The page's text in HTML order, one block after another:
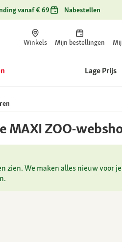
vanaf € 69 Nabestellen
Winkels Mijn bestellingen
Lage Prijs
MAXI ZOO-
We maken alles nieuw voor